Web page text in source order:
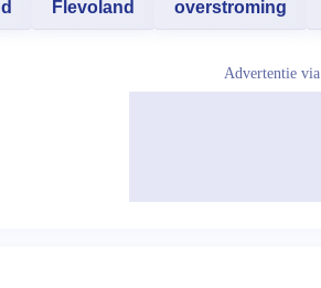
Flevoland overstroming
Advertentie via